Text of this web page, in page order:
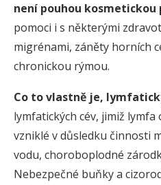
není pouhou kosmetickou
pomoci i s některými
migrénami, záněty horních
chronickou rýmou.
Co to vlastně je,
lymfatických cév, jimiž
vzniklé v důsledku činnosti
vodu, choroboplodné
Nebezpečné buňky a